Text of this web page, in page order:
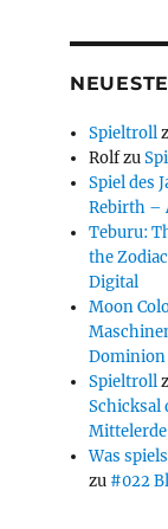
Spieltroll
Rolfzu
Spiel des
Rebirth –
Teburu:
the
Digital
Moon
Dominion
Spieltroll
Schicksal
Mittelerde
Was
zu #022